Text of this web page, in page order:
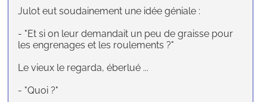
Julot eut soudainement une idée géniale :
- "Et si on leur demandait un peu de graisse pour
les engrenages et les roulements ?"
Le vieux le regarda, éberlué ...
- "Quoi ?"